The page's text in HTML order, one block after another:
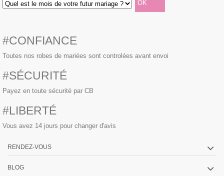
#CONFIANCE
Toutes nos robes de mariées sont controlées avant envoi
#SÉCURITÉ
Payez en toute sécurité par CB
#LIBERTÉ
Vous avez 14 jours pour changer d'avis
RENDEZ-VOUS
BLOG